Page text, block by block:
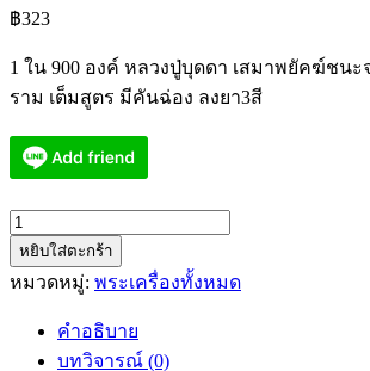
฿323
1 ใน 900 องค์ หลวงปู่บุดดา เสมาพยัคฆ์ชน
ราม เต็มสูตร มีคันฉ่อง ลงยา3สี
จำนวน
ใน
องค์
หลวง
หยิบใส่ตะกร้า
หมวดหมู่: พระเครื่องทั้งหมด
คำอธิบาย
บทวิจารณ์ (0)